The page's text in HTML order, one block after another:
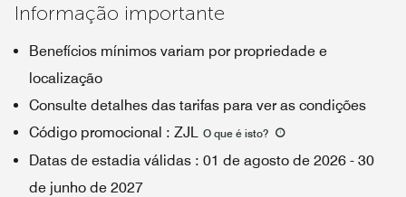
Informação importante
Benefícios mínimos variam por propriedade e
localização
Consulte detalhes das tarifas para ver as condições
Código promocional : ZJL O que é isto?
Datas de estadia válidas : 01 de agosto de 2026 - 30
de junho de 2027